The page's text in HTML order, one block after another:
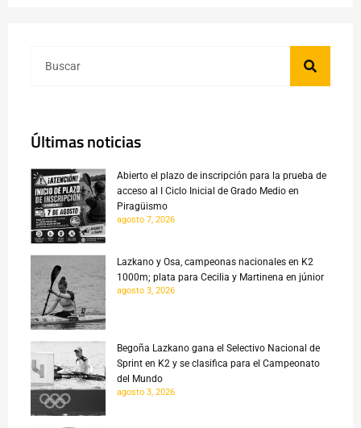
Últimas noticias
Abierto el plazo de inscripción para la prueba de
acceso al I Ciclo Inicial de Grado Medio en
Piragüismo
agosto 7, 2026
Lazkano y Osa, campeonas nacionales en K2
1000m; plata para Cecilia y Martinena en júnior
agosto 3, 2026
Begoña Lazkano gana el Selectivo Nacional de
Sprint en K2 y se clasifica para el Campeonato
del Mundo
agosto 3, 2026